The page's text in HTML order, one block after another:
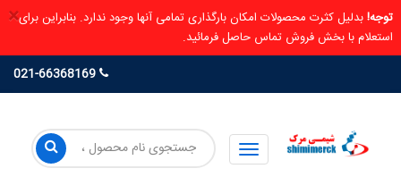
× توجه!بدلیل کثرت محصولات امکان بارگذاری تمامی آنها وجود ندارد. بنابراین برای
استعلام با بخش فروش تماس حاصل فرمائید.